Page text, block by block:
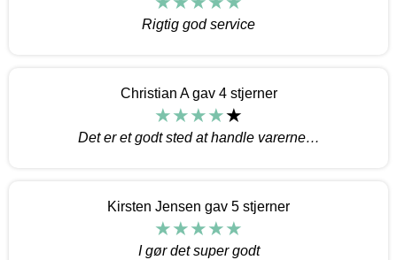
Rigtig god service
Christian A gav 4 stjerner
Det er et godt sted at handle varerne…
Kirsten Jensen gav 5 stjerner
I gør det super godt